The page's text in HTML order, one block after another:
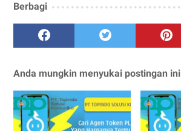
Berbagi
Anda mungkin menyukai postingan ini